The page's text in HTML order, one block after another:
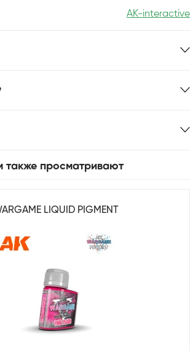
AK-interactive
также просматривают
LIQUID PIGMENT